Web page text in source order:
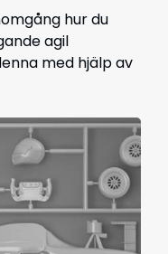
hur du
agil
med hjälp av